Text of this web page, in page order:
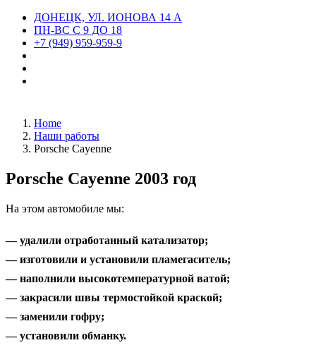
ДОНЕЦК, УЛ. ИОНОВА 14 А
ПН-ВС С 9 ДО 18
+7 (949) 959-959-9
Home
Наши работы
Porsche Cayenne
Porsche Cayenne 2003 год
На этом автомобиле мы:
— удалили отработанный катализатор;
— изготовили и установили пламегаситель;
— наполнили высокотемпературной ватой;
— закрасили швы термостойкой краской;
— заменили гофру;
— установили обманку.